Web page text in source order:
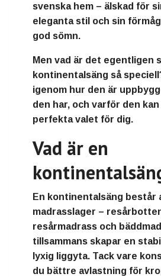
svenska hem – älskad för
eleganta stil och sin
god sömn.
Men vad är det egentligen
kontinentalsäng så
igenom hur den är
den har, och varför den
perfekta valet för dig.
Vad är en
En kontinentalsäng består
madrasslager –
resårmadrass och
tillsammans skapar en
lyxig liggyta. Tack vare
du bättre avlastning för